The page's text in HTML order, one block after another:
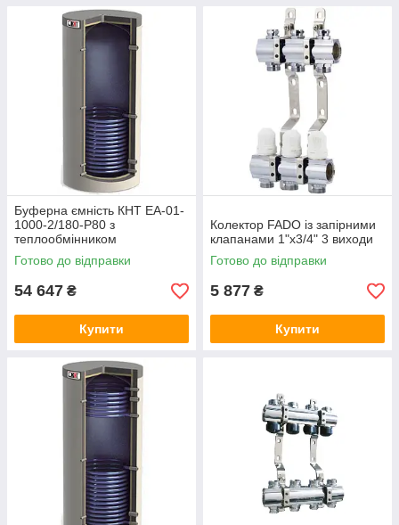
Буферна ємність КНТ ЕА-01-
1000-2/180-P80 з
теплообмінником
Готово до відправки
54 647 ₴
Купити
Колектор FADO із запірними
клапанами 1"х3/4" 3 виходи
Готово до відправки
5 877 ₴
Купити